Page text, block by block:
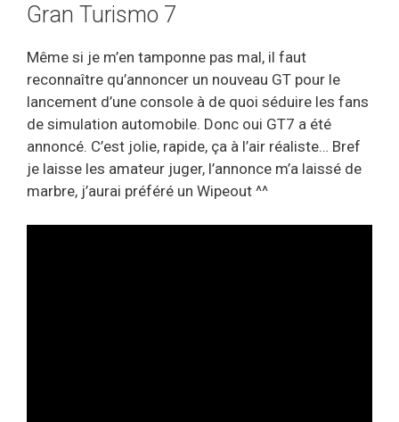
Gran Turismo 7
Même si je m’en tamponne pas mal, il faut
reconnaître qu’annoncer un nouveau GT pour le
lancement d’une console à de quoi séduire les fans
de simulation automobile. Donc oui GT7 a été
annoncé. C’est jolie, rapide, ça à l’air réaliste… Bref
je laisse les amateur juger, l’annonce m’a laissé de
marbre, j’aurai préféré un Wipeout ^^